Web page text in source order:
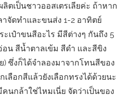
ตเป็นชาวออสเตรเลียค่ะ ถ้าหาก
าจัดทำและขนส่ง 1-2 อาทิตย์
ะเป๋าขนสีอะไร มีสีต่างๆ กันถึง 5
น สีน้ำตาลเข้ม สีดำ และสีขิง
) ซึ่งก็ได้จำลองมาจากโทนสีของ
ลือกสีแล้วยังเลือกทรงได้ด้วยนะ
นกล้าใช่ไหมเนี่ย จัดว่าเป็นของ